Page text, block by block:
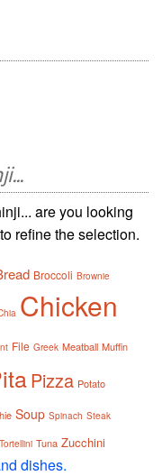
are you looking
refine the selection.
Broccoli Brownie
Chicken
File Greek Meatball Muffin
Pizza Potato
Soup Spinach Steak
Tortellini Tuna Zucchini
dishes.